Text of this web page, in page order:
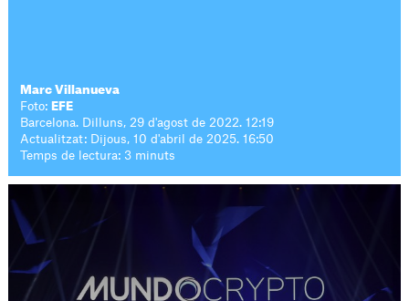
Marc Villanueva
Foto: EFE
Barcelona. Dilluns, 29 d'agost de 2022. 12:19
Actualitzat: Dijous, 10 d'abril de 2025. 16:50
Temps de lectura: 3 minuts